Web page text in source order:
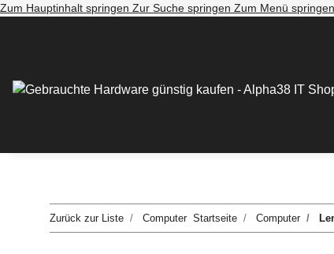
Zum Hauptinhalt springen Zur Suche springen Zum Menü springen
Zurück zur Liste Computer Startseite Computer